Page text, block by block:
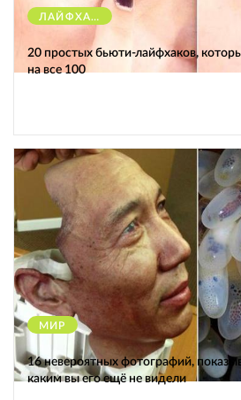
ЛАЙФХАКИ
20 простых бьюти-лайфхаков,
на все 100
МИР
16 невероятных фотографий,
каким вы его ещё не видели